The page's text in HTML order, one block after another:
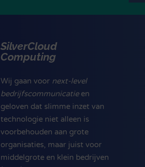
SilverCloud
Computing
Wij gaan voor next-level
bedrijfscommunicatie en
geloven dat slimme inzet van
technologie niet alleen is
voorbehouden aan grote
organisaties, maar juist voor
middelgrote en klein bedrijven